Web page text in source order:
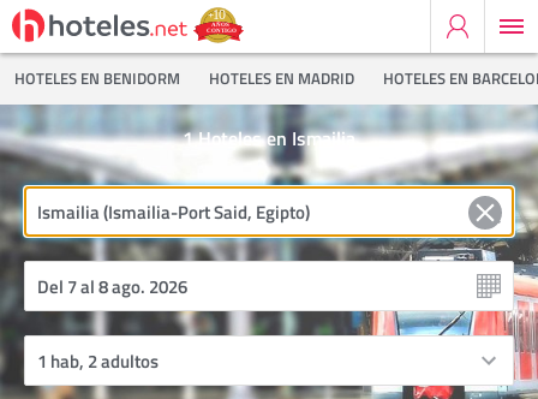
HOTELES EN BENIDORM HOTELES EN MADRID HOTELES EN
Hoteles en Ismailia
1